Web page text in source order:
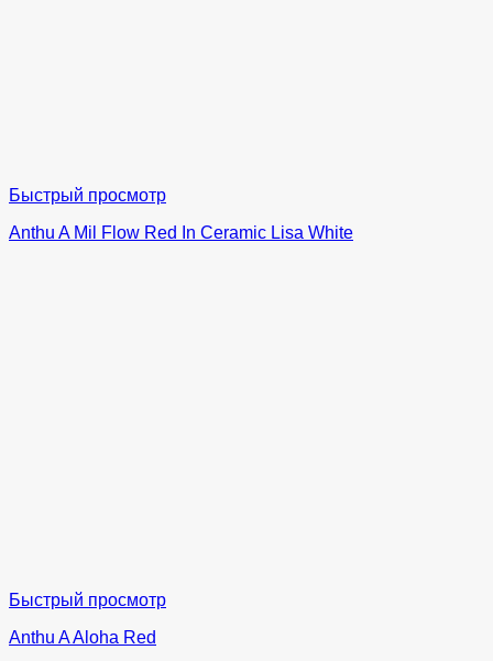
Быстрый просмотр
Anthu A Mil Flow Red In Ceramic Lisa White
Быстрый просмотр
Anthu A Aloha Red